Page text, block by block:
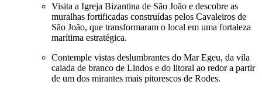
Visita a Igreja Bizantina de São João e descobre as
muralhas fortificadas construídas pelos Cavaleiros de
São João, que transformaram o local em uma fortaleza
marítima estratégica.
Contemple vistas deslumbrantes do Mar Egeu, da vila
caiada de branco de Lindos e do litoral ao redor a partir
de um dos mirantes mais pitorescos de Rodes.